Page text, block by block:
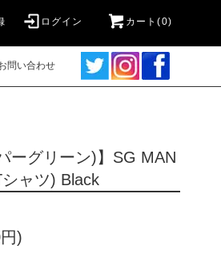
ログイン カート(0)
問い合わせ
ーグリーン)】SG MAN
ャツ) Black
)